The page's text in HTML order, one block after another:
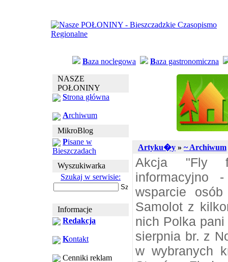
Baza noclegowa Baza gastronomiczna
NASZE
POŁONINY
Strona główna
Archiwum
MikroBlog
Pisane w
Bieszczadach
Wyszukiwarka
Szukaj w serwisie:
Informacje
Redakcja
Kontakt
Cenniki reklam
Artyku�y » ~ Archiwum
Akcja "Fly
informacyjno
wsparcie
Samolot z
nich Polka
sierpnia br. z
w wybranych